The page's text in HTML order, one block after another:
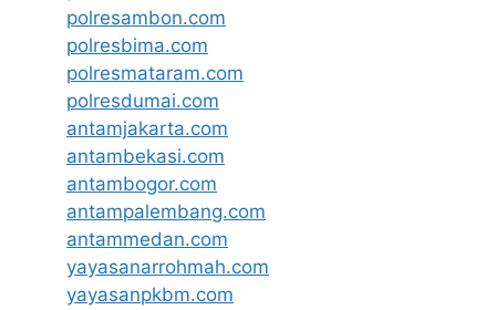
polresambon.com
polresbima.com
polresmataram.com
polresdumai.com
antamjakarta.com
antambekasi.com
antambogor.com
antampalembang.com
antammedan.com
yayasanarrohmah.com
yayasanpkbm.com